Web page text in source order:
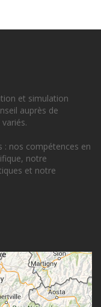
et simulation
auprès de
: nos compétences en
notre
et notre